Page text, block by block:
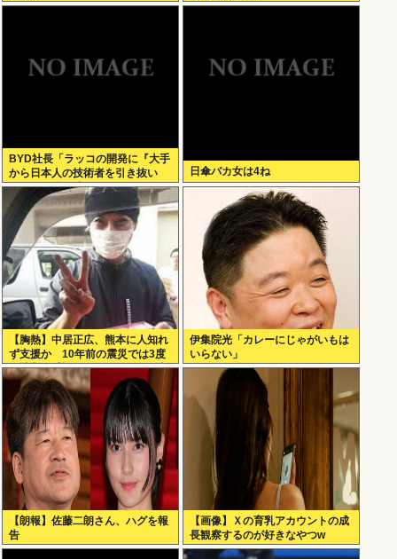
BYD社長「ラッコの開発に『大手
から日本人の技術者を引き抜い
た』って噂は嘘。開発チームに日
本人は0人です」
日傘バカ女は4ね
【胸熱】中居正広、熊本に人知れ
ず支援か 10年前の震災では3度
現地入り「誰にも知られなくて良
い」
伊集院光「カレーにじゃがいもは
いらない」
【朗報】佐藤二朗さん、ハグを報
告
【画像】Ｘの育乳アカウントの成
長観察するのが好きなやつw